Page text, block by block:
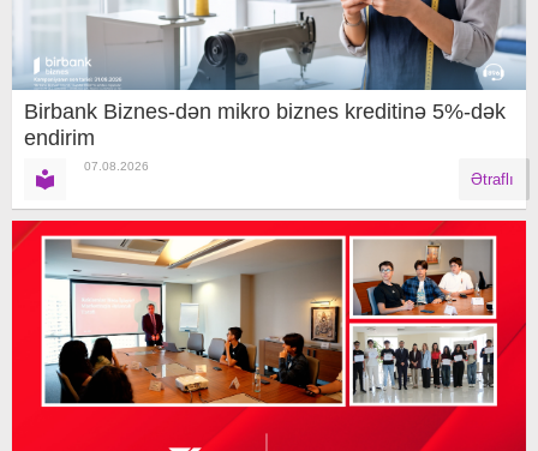
Birbank Biznes-dən mikro biznes kreditinə 5%-dək
endirim
07.08.2026
Ətraflı